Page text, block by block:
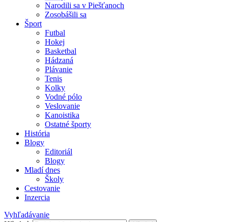
Narodili sa v Piešťanoch
Zosobášili sa
Šport
Futbal
Hokej
Basketbal
Hádzaná
Plávanie
Tenis
Kolky
Vodné pólo
Veslovanie
Kanoistika
Ostatné športy
História
Blogy
Editoriál
Blogy
Mladí dnes
Školy
Cestovanie
Inzercia
Vyhľadávanie